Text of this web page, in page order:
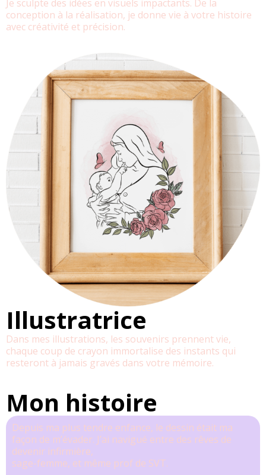
Je sculpte des idées en visuels impactants. De la
conception à la réalisation, je donne vie à votre histoire
avec créativité et précision.
Illustratrice
Dans mes illustrations, les souvenirs prennent vie,
chaque coup de crayon immortalise des instants qui
resteront à jamais gravés dans votre mémoire.
Mon histoire
Depuis ma plus tendre enfance, le dessin était ma
façon de m’évader. J’ai navigué entre des rêves de
devenir infirmière,
sage-femme, et même prof de SVT.